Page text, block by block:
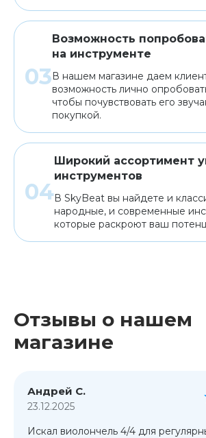
Возможность
на инструменте
В нашем магазине даем
возможность лично
чтобы почувствовать его
покупкой.
Широкий ассортимент
инструментов
В SkyBeat вы найдете и
народные, и современные
которые раскроют ваш
Отзывы о нашем
магазине
Андрей С.
23.12.2025
Искал виолончель 4/4 для